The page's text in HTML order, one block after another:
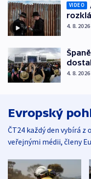
VIDEO
4. 8. 2026
4. 8. 2026
Evropský
ČT24 každý den vybírá
veřejnými médii, členy